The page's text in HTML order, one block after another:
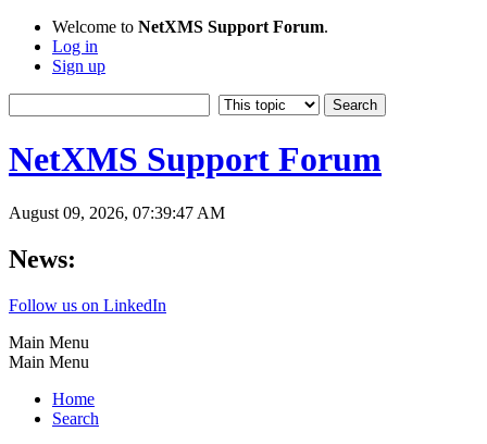
Welcome to NetXMS Support Forum.
Log in
Sign up
NetXMS Support Forum
August 09, 2026, 07:39:47 AM
News:
Follow us on LinkedIn
Main Menu
Main Menu
Home
Search